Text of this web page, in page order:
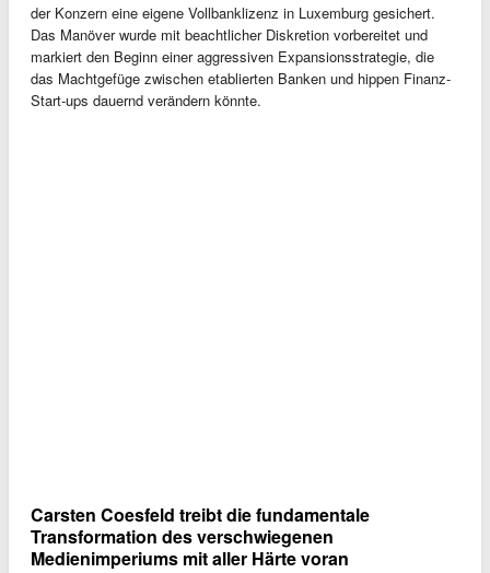
der Konzern eine eigene Vollbanklizenz in Luxemburg gesichert.
Das Manöver wurde mit beachtlicher Diskretion vorbereitet und
markiert den Beginn einer aggressiven Expansionsstrategie, die
das Machtgefüge zwischen etablierten Banken und hippen Finanz-
Start-ups dauernd verändern könnte.
Carsten Coesfeld treibt die fundamentale
Transformation des verschwiegenen
Medienimperiums mit aller Härte voran